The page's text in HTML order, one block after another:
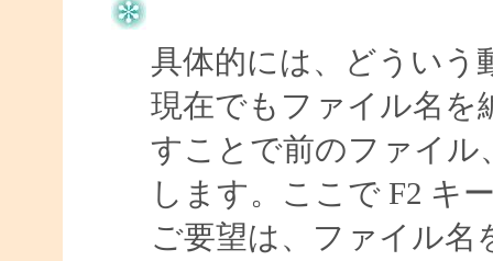
具体的には、どういう
現在でもファイル名を
すことで前のファイル
します。ここで F2 キ
ご要望は、ファイル名